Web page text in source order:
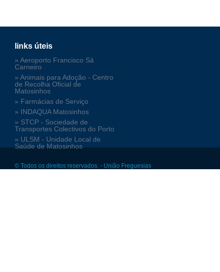
links úteis
» Aeroporto Francisco Sá
Carneiro
» Animais para Adoção - Centro
de Recolha Oficial de
Matosinhos
» Farmácias de Serviço
» INDAQUA Matosinhos
» STCP - Sociedade de
Transportes Colectivos do Porto
» ULSM - Unidade Local de
Saúde de Matosinhos
© Todos os direitos reservados. - União Freguesias